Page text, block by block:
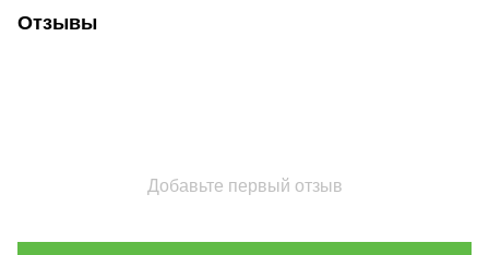
Отзывы
Добавьте первый отзыв